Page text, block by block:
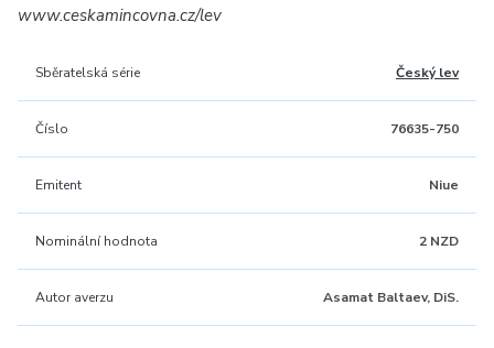
www.ceskamincovna.cz/lev
Sběratelská série Český lev
Číslo 76635-750
Emitent Niue
Nominální hodnota 2 NZD
Autor averzu Asamat Baltaev, DiS.